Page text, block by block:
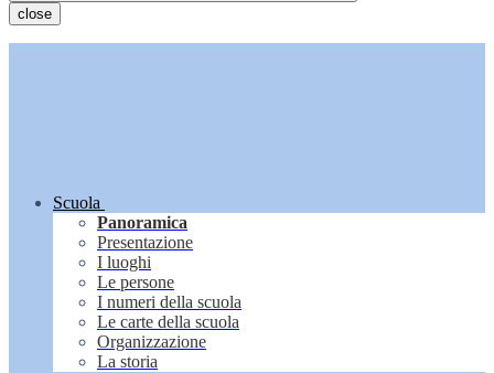
close
Scuola
Panoramica
Presentazione
I luoghi
Le persone
I numeri della scuola
Le carte della scuola
Organizzazione
La storia